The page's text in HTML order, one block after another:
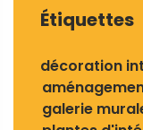
Étiquettes
décoration
galerie